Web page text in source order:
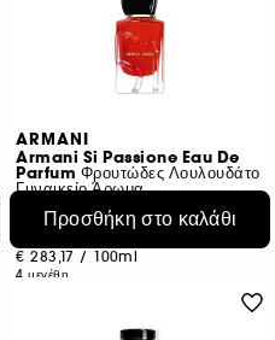
ARMANI
Armani Si Passione Eau De
Parfum Φρουτώδες Λουλουδάτο
Γυναικείο Άρωμα
8
€ 84,95
€ 283,17 / 100ml
4 μεγέθη
Προσθήκη στο καλάθι